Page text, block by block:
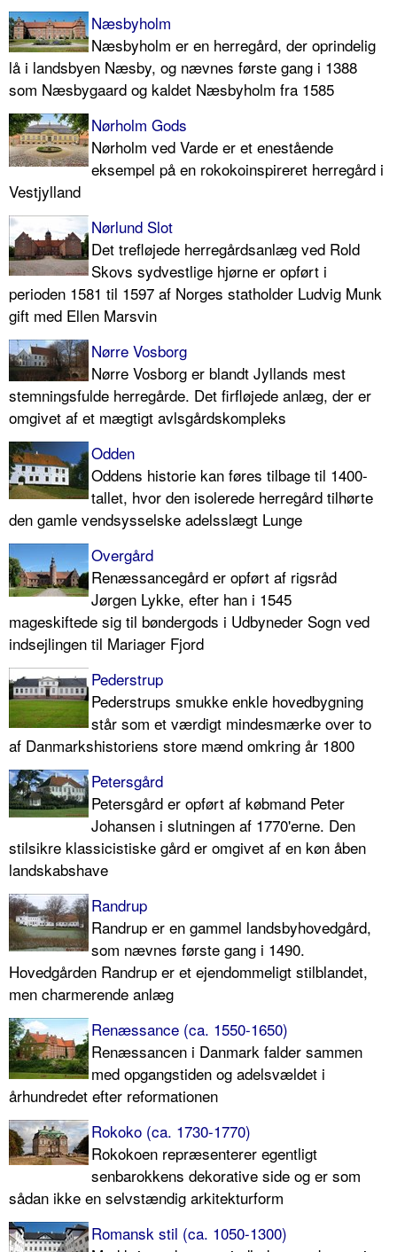
Næsbyholm
Næsbyholm er en herregård, der oprindelig
lå i landsbyen Næsby, og nævnes første gang i 1388
som Næsbygaard og kaldet Næsbyholm fra 1585
Nørholm Gods
Nørholm ved Varde er et enestående
eksempel på en rokokoinspireret herregård i
Vestjylland
Nørlund Slot
Det trefløjede herregårdsanlæg ved Rold
Skovs sydvestlige hjørne er opført i
perioden 1581 til 1597 af Norges statholder Ludvig Munk
gift med Ellen Marsvin
Nørre Vosborg
Nørre Vosborg er blandt Jyllands mest
stemningsfulde herregårde. Det firfløjede anlæg, der er
omgivet af et mægtigt avlsgårdskompleks
Odden
Oddens historie kan føres tilbage til 1400-
tallet, hvor den isolerede herregård tilhørte
den gamle vendsysselske adelsslægt Lunge
Overgård
Renæssancegård er opført af rigsråd
Jørgen Lykke, efter han i 1545
mageskiftede sig til bøndergods i Udbyneder Sogn ved
indsejlingen til Mariager Fjord
Pederstrup
Pederstrups smukke enkle hovedbygning
står som et værdigt mindesmærke over to
af Danmarkshistoriens store mænd omkring år 1800
Petersgård
Petersgård er opført af købmand Peter
Johansen i slutningen af 1770'erne. Den
stilsikre klassicistiske gård er omgivet af en køn åben
landskabshave
Randrup
Randrup er en gammel landsbyhovedgård,
som nævnes første gang i 1490.
Hovedgården Randrup er et ejendommeligt stilblandet,
men charmerende anlæg
Renæssance (ca. 1550-1650)
Renæssancen i Danmark falder sammen
med opgangstiden og adelsvældet i
århundredet efter reformationen
Rokoko (ca. 1730-1770)
Rokokoen repræsenterer egentligt
senbarokkens dekorative side og er som
sådan ikke en selvstændig arkitekturform
Romansk stil (ca. 1050-1300)